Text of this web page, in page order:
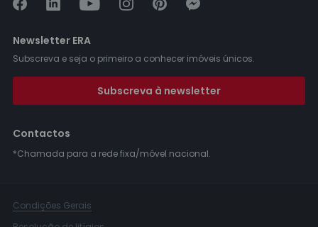
Newsletter ERA
Subscreva e seja o primeiro a conhecer imóveis únicos.
Subscreva à newsletter
Contactos
*Chamada para a rede fixa/móvel nacional.
Condições Gerais